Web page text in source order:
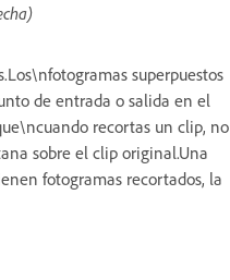
superpuestos
de entrada o salida en el
recortas un clip, no
sobre el clip original.Una
fotogramas recortados, la